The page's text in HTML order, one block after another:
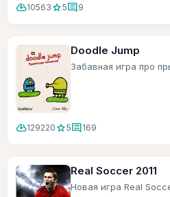
cloud_download10563 star5comment9
Doodle Jump
Забавная игра про
cloud_download129220 star5comment169
Real Soccer 2011
Новая игра Real